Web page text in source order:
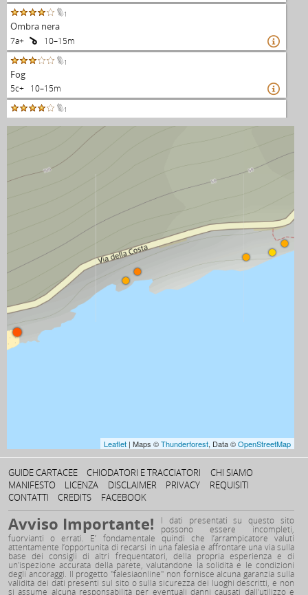
Leaflet | Maps ©Thunderforest, Data ©OpenStreetMap
1
Ombra nera
7a+ 10–15m 
1
Fog
5c+ 10–15m 
1
Agua caliente
1
Wet wet
6b
GUIDE CARTACEE CHIODATORI E TRACCIATORI
CHI SIAMO
MANIFESTO
LICENZA DISCLAIMER PRIVACY
REQUISITI
CONTATTI
CREDITS FACEBOOK
Avviso Importante! I dati presentati su questo sito
possono essere incompleti,
fuorvianti o errati. E’ fondamentale quindi che l’arrampicatore valuti
attentamente l’opportunità di recarsi in una falesia e affrontare una via sulla
base dei consigli di altri frequentatori, della propria esperienza e di
un'ispezione accurata della parete, valutandone la solidità e le condizioni
degli ancoraggi. Il progetto "falesiaonline" non fornisce alcuna garanzia sulla
validità dei dati presenti sul sito o sulla sicurezza dei luoghi descritti, e non
si assume alcuna responsabilità per eventuali danni causati dall'utilizzo e